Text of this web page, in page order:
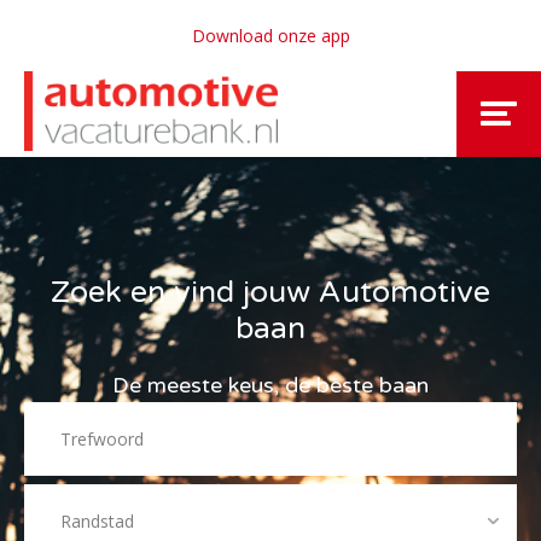
Download onze app
Zoek en vind jouw Automotive
baan
De meeste keus, de beste baan